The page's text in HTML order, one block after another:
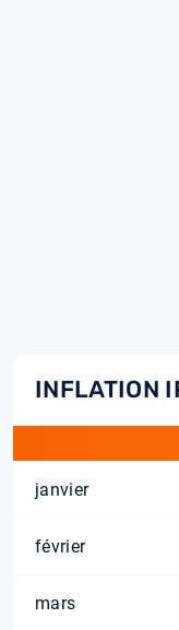
INFLATION
janvier
février
mars